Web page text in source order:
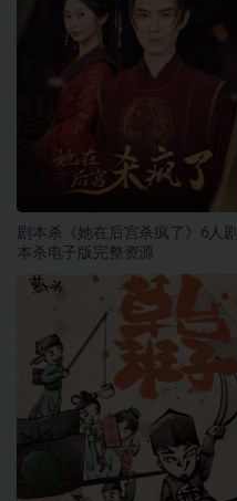
剧本杀《她在后宫杀疯了》6人剧
本杀电子版完整资源